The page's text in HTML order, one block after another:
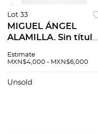
Lot 33
MIGUEL ÁNGEL
ALAMILLA. Sin título.
98. Grabado al
49 x 38 cm medidas
Estimate
MXN$4,000 - MXN$6,000
Unsold